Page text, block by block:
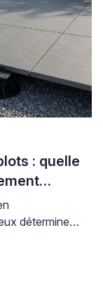
: quelle
détermine la
à 15 années